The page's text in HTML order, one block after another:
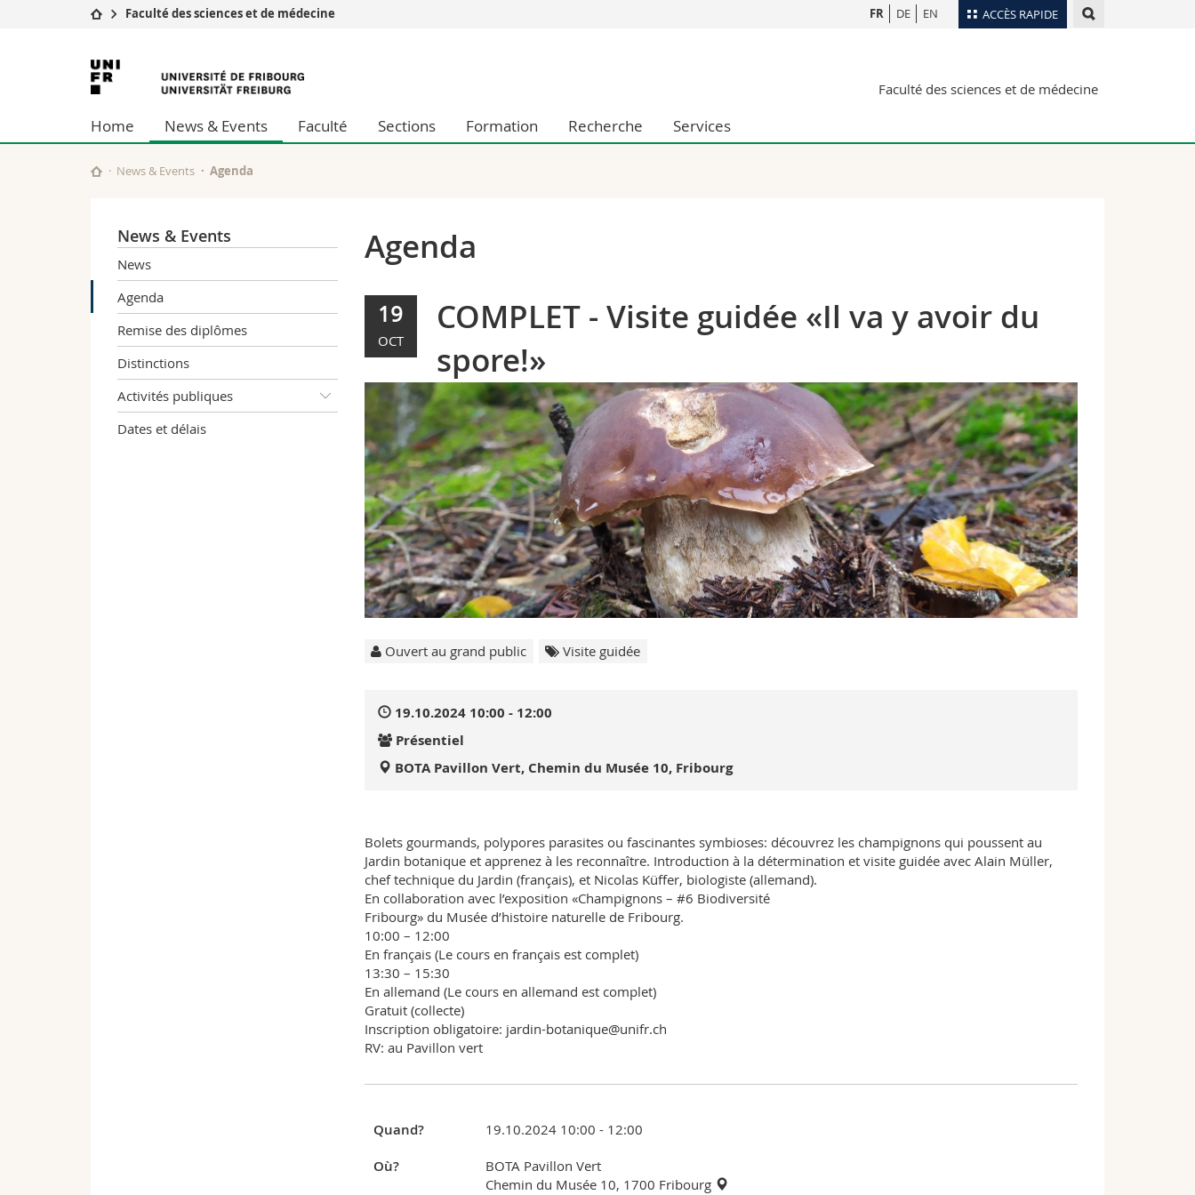
ACCÈS RAPIDE
Université
Recherche
Université
Formation continue
Sciences économiques et sociales et management
Lettres et sciences humaines
Médias
Chercheurs
Plan d'accès
Webmail
FR DE EN
Faculté des sciences et de médecine
Université
de
Fribourg
Faculté des sciences et de médecine
Home News & Events Faculté Sections Formation Recherche Services
News & Events Agenda
News & Events
News
Agenda
Remise des diplômes
Distinctions
Activités publiques
Dates et délais
Agenda
19
OCT
COMPLET - Visite guidée «Il va y avoir du
spore!»
Ouvert au grand public Visite guidée
19.10.2024 10:00 - 12:00
Présentiel
BOTA Pavillon Vert, Chemin du Musée 10, Fribourg
Bolets gourmands, polypores parasites ou fascinantes symbioses: découvrez les champignons qui poussent au
Jardin botanique et apprenez à les reconnaître. Introduction à la détermination et visite guidée avec Alain Müller,
chef technique du Jardin (français), et Nicolas Küffer, biologiste (allemand).
En collaboration avec l’exposition «Champignons – #6 Biodiversité
Fribourg» du Musée d’histoire naturelle de Fribourg.
10:00 – 12:00
En français (Le cours en français est complet)
13:30 – 15:30
En allemand (Le cours en allemand est complet)
Gratuit (collecte)
Inscription obligatoire: jardin-botanique@unifr.ch
RV: au Pavillon vert
Quand? 19.10.2024 10:00 - 12:00
Où?
BOTA Pavillon Vert
Chemin du Musée 10, 1700 Fribourg